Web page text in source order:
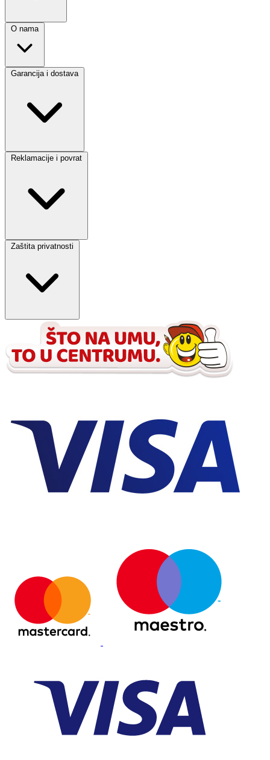
O nama
Garancija i dostava
Reklamacije i povrat
Zaštita privatnosti